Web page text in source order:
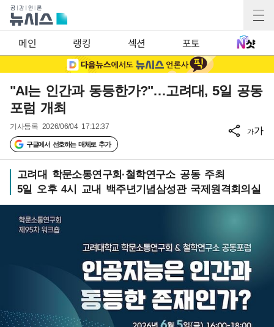
메인 랭킹 섹션 포토
"AI는 인간과 동등한가?"…고려대, 5일 공동
포럼 개최
기사등록 2026/06/04 17:12:37
구글에서 선호하는 매체로 추가
가가
고려대 학문소통연구회·철학연구소 공동 주최
5일 오후 4시 교내 백주년기념삼성관 국제원격회의실